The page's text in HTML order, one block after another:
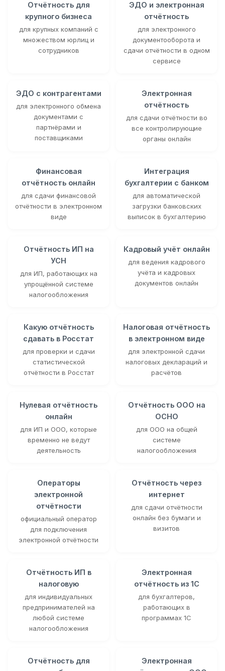
Отчётность для
крупного бизнеса
для крупных компаний с
множеством юрлиц и
сотрудников
ЭДО и электронная
отчётность
для электронного
документооборота и
сдачи отчётности в одном
сервисе
ЭДО с контрагентами
для электронного обмена
документами с
партнёрами и
поставщиками
Электронная
отчётность
для сдачи отчётности во
все контролирующие
органы онлайн
Финансовая
отчётность онлайн
для сдачи финансовой
отчётности в электронном
виде
Интеграция
бухгалтерии с банком
для автоматической
загрузки банковских
выписок в бухгалтерию
Отчётность ИП на
УСН
для ИП, работающих на
упрощённой системе
налогообложения
Кадровый учёт онлайн
для ведения кадрового
учёта и кадровых
документов онлайн
Какую отчётность
сдавать в Росстат
для проверки и сдачи
статистической
отчётности в Росстат
Налоговая отчётность
в электронном виде
для электронной сдачи
налоговых деклараций и
расчётов
Нулевая отчётность
онлайн
для ИП и ООО, которые
временно не ведут
деятельность
Отчётность ООО на
ОСНО
для ООО на общей
системе
налогообложения
Операторы
электронной
отчётности
официальный оператор
для подключения
электронной отчётности
Отчётность через
интернет
для сдачи отчётности
онлайн без бумаги и
визитов
Отчётность ИП в
налоговую
для индивидуальных
предпринимателей на
любой системе
налогообложения
Электронная
отчётность из 1С
для бухгалтеров,
работающих в
программах 1С
Отчётность для
Электронная